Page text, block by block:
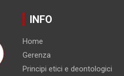
INFO
Home
Gerenza
Principi etici e deontologici